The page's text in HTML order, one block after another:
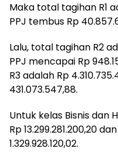
Maka total tagihan R1
PPJ tembus Rp
Lalu, total tagihan R2
PPJ mencapai Rp
R3 adalah Rp
431.073.547,88.
Untuk kelas Bisnis dan
Rp 13.299.281.200,20
1.329.928.120,02.